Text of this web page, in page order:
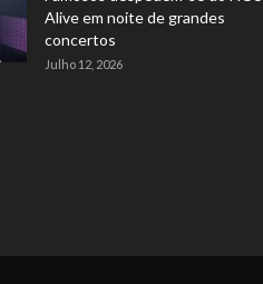
Alive em noite de grandes
concertos
Julho 12, 2026